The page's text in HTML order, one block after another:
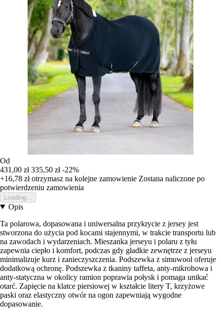
Od
431,00 zł 335,50 zł -22%
+16,78 złotrzymasz na kolejne zamowienie Zostana naliczone po
potwierdzeniu zamowienia
Loading...
Opis
Ta polarowa, dopasowana i uniwersalna przykrycie z jersey jest
stworzona do użycia pod kocami stajennymi, w trakcie transportu lub
na zawodach i wydarzeniach. Mieszanka jerseyu i polaru z tyłu
zapewnia ciepło i komfort, podczas gdy gładkie zewnętrze z jerseyu
minimalizuje kurz i zanieczyszczenia. Podszewka z simuwool oferuje
dodatkową ochronę. Podszewka z tkaniny taffeta, anty-mikrobowa i
anty-statyczna w okolicy ramion poprawia połysk i pomaga unikać
otarć. Zapięcie na klatce piersiowej w kształcie litery T, krzyżowe
paski oraz elastyczny otwór na ogon zapewniają wygodne
dopasowanie.